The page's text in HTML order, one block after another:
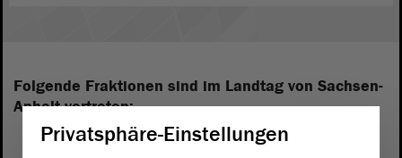
Folgende Fraktionen sind im Landtag von Sachsen-
Anhalt vertreten:
Privatsphäre-Einstellungen